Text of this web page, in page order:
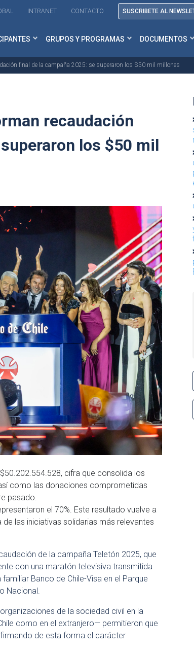
INTRANET CONTACTO SUSCRIBETE AL
GRUPOS Y PROGRAMAS DOCUMENTOS
final de la campaña 2025: se superaron los $50 mil millones
recaudación
los $50 mil
cifra que consolida los
como las donaciones comprometidas
pasado.
el 70%. Este resultado vuelve a
las iniciativas solidarias más relevantes
de la campaña Teletón 2025, que
con una maratón televisiva transmitida
Banco de Chile-Visa en el Parque
Nacional.
de la sociedad civil en la
como en el extranjero— permitieron que
de esta forma el carácter